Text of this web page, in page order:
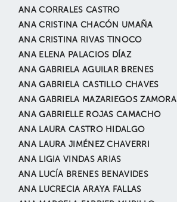
ANA CORRALES CASTRO
ANA CRISTINA CHACÓN UMAÑA
ANA CRISTINA RIVAS TINOCO
ANA ELENA PALACIOS DÍAZ
ANA GABRIELA AGUILAR BRENES
ANA GABRIELA CASTILLO CHAVES
ANA GABRIELA MAZARIEGOS ZAMORA
ANA GABRIELLE ROJAS CAMACHO
ANA LAURA CASTRO HIDALGO
ANA LAURA JIMÉNEZ CHAVERRI
ANA LIGIA VINDAS ARIAS
ANA LUCÍA BRENES BENAVIDES
ANA LUCRECIA ARAYA FALLAS